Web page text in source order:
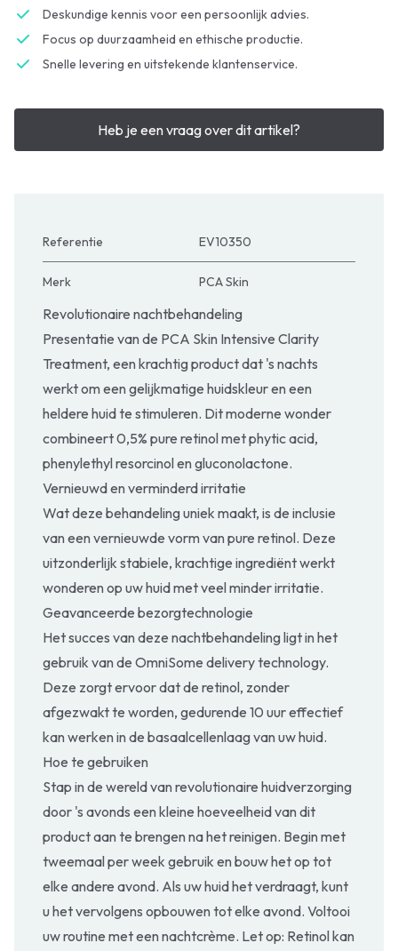
Deskundige kennis voor een persoonlijk advies.
Focus op duurzaamheid en ethische productie.
Snelle levering en uitstekende klantenservice.
Heb je een vraag over dit artikel?
Referentie EV10350
Merk PCA Skin
Revolutionaire nachtbehandeling
Presentatie van de PCA Skin Intensive Clarity
Treatment, een krachtig product dat 's nachts
werkt om een gelijkmatige huidskleur en een
heldere huid te stimuleren. Dit moderne wonder
combineert 0,5% pure retinol met phytic acid,
phenylethyl resorcinol en gluconolactone.
Vernieuwd en verminderd irritatie
Wat deze behandeling uniek maakt, is de inclusie
van een vernieuwde vorm van pure retinol. Deze
uitzonderlijk stabiele, krachtige ingrediënt werkt
wonderen op uw huid met veel minder irritatie.
Geavanceerde bezorgtechnologie
Het succes van deze nachtbehandeling ligt in het
gebruik van de OmniSome delivery technology.
Deze zorgt ervoor dat de retinol, zonder
afgezwakt te worden, gedurende 10 uur effectief
kan werken in de basaalcellenlaag van uw huid.
Hoe te gebruiken
Stap in de wereld van revolutionaire huidverzorging
door 's avonds een kleine hoeveelheid van dit
product aan te brengen na het reinigen. Begin met
tweemaal per week gebruik en bouw het op tot
elke andere avond. Als uw huid het verdraagt, kunt
u het vervolgens opbouwen tot elke avond. Voltooi
uw routine met een nachtcrème. Let op: Retinol kan